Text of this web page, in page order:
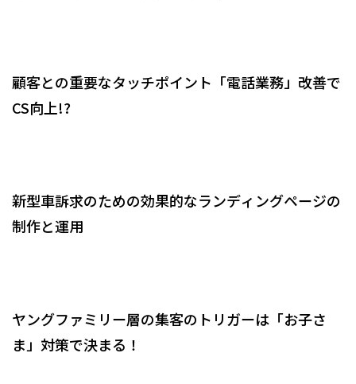
顧客との重要なタッチポイント「電話業務」改善で
CS向上!?
新型車訴求のための効果的なランディングページの
制作と運用
ヤングファミリー層の集客のトリガーは「お子さ
ま」対策で決まる！